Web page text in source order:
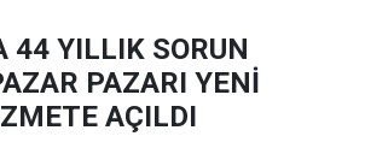
44 YILLIK SORUN
PAZARI YENİ
AÇILDI